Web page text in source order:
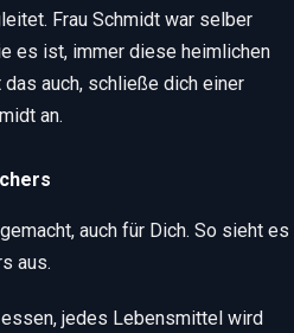
Frau Schmidt war selber
es ist, immer diese heimlichen
auch, schließe dich einer
an.
auch für Dich. So sieht es
aus.
jedes Lebensmittel wird